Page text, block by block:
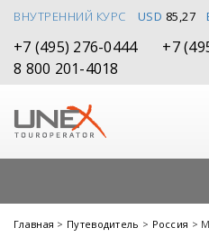
ВНУТРЕННИЙ КУРС USD 85,27
+7 (495) 276-0444
+7
8 800 201-4018
Главная > Путеводитель > Россия >